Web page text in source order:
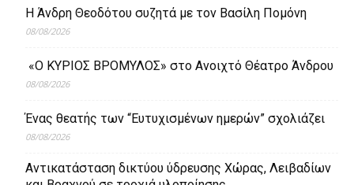
Η Άνδρη Θεοδότου συζητά με τον Βασίλη Πομόνη
08/08/2026
«Ο ΚΥΡΙΟΣ ΒΡΟΜΥΛΟΣ» στο Ανοιχτό Θέατρο Άνδρου
08/08/2026
Ένας θεατής των “Ευτυχισμένων ημερών” σχολιάζει
08/08/2026
Aντικατάσταση δικτύου ύδρευσης Χώρας, Λειβαδίων